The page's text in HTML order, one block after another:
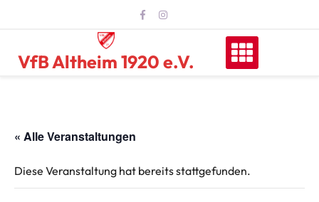
VfB Altheim 1920 e.V.
« Alle Veranstaltungen
Diese Veranstaltung hat bereits stattgefunden.